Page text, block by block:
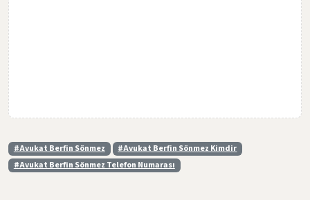
#Avukat Berfin Sönmez
#Avukat Berfin Sönmez Kimdir
#Avukat Berfin Sönmez Telefon Numarası